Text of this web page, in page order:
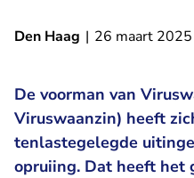
Den Haag | 26 maart 2025
De voorman van
Viruswaanzin) heeft
tenlastegelegde
opruiing. Dat heeft het